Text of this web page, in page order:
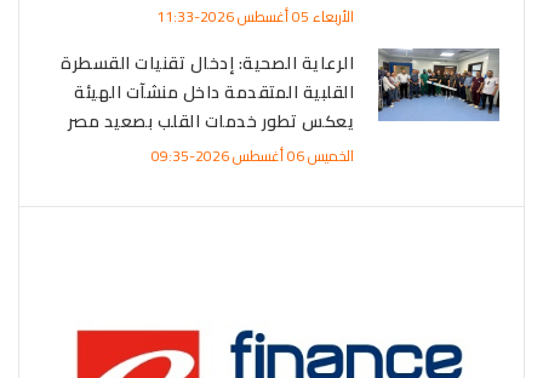
الأربعاء 05 أغسطس 2026-11:33
الرعاية الصحية: إدخال تقنيات القسطرة
القلبية المتقدمة داخل منشآت الهيئة
يعكس تطور خدمات القلب بصعيد مصر
الخميس 06 أغسطس 2026-09:35